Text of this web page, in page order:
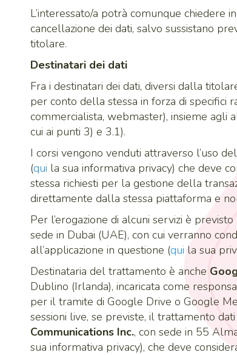
L’interessato/a potrà comunque chiedere
cancellazione dei dati, salvo sussistano
titolare.
Destinatari dei dati
Fra i destinatari dei dati, diversi dalla
per conto della stessa in forza di specifici
commercialista, webmaster), insieme agli
cui ai punti 3) e 3.1).
I corsi vengono venduti attraverso l’uso
(qui la sua informativa privacy) che deve
stessa richiesti per la gestione della
direttamente dalla stessa piattaforma e
Per l’erogazione di alcuni servizi è
sede in Dubai (UAE), con cui verranno
all’applicazione in questione (qui la sua
Destinataria del trattamento è anche
Dublino (Irlanda), incaricata come
per il tramite di Google Drive o Google
sessioni live, se previste, il trattamento
Communications Inc., con sede in 55
sua informativa privacy), che deve